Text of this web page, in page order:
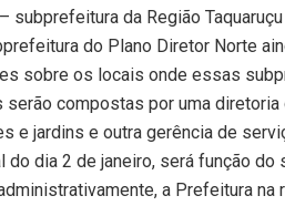
subprefeitura da Região
do Plano Diretor Norte
sobre os locais onde essas
compostas por uma
e jardins e outra gerência de
do dia 2 de janeiro, será função do
a Prefeitura